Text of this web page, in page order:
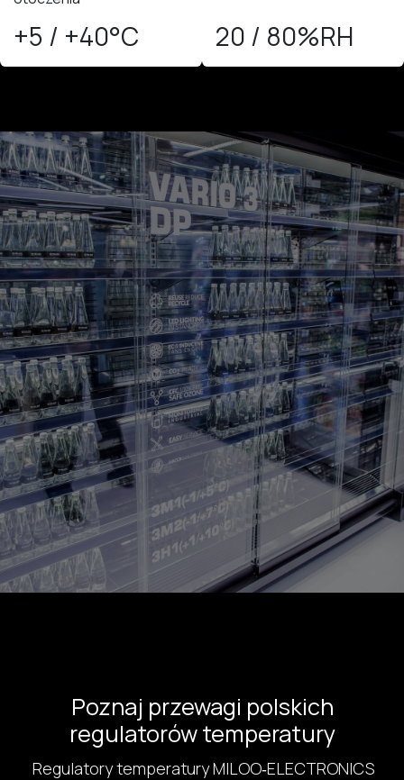
+5 / +40°C 20 / 80%RH​
Poznaj przewagi polskich
regulatorów temperatury
Regulatory temperatury MILOO‑ELECTRONICS